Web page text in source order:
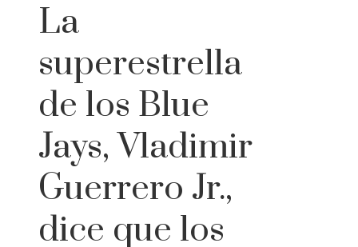
La
superestrella
de los Blue
Jays, Vladimir
Guerrero Jr.,
dice que los